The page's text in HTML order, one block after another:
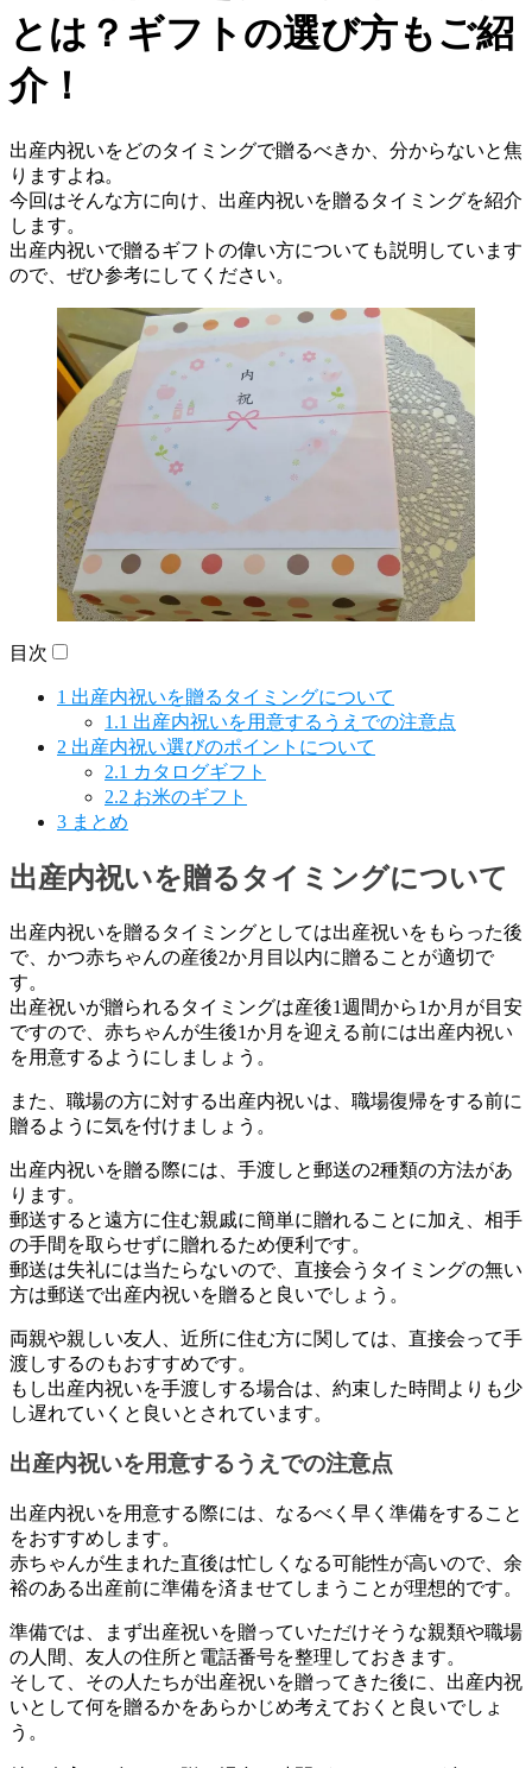
とは？ギフトの選び方もご紹
介！
出産内祝いをどのタイミングで贈るべきか、分からないと焦
りますよね。
今回はそんな方に向け、出産内祝いを贈るタイミングを紹介
します。
出産内祝いで贈るギフトの偉い方についても説明しています
ので、ぜひ参考にしてください。
目次
1 出産内祝いを贈るタイミングについて
1.1 出産内祝いを用意するうえでの注意点
2 出産内祝い選びのポイントについて
2.1 カタログギフト
2.2 お米のギフト
3 まとめ
出産内祝いを贈るタイミングについて
出産内祝いを贈るタイミングとしては出産祝いをもらった後
で、かつ赤ちゃんの産後2か月目以内に贈ることが適切で
す。
出産祝いが贈られるタイミングは産後1週間から1か月が目安
ですので、赤ちゃんが生後1か月を迎える前には出産内祝い
を用意するようにしましょう。
また、職場の方に対する出産内祝いは、職場復帰をする前に
贈るように気を付けましょう。
出産内祝いを贈る際には、手渡しと郵送の2種類の方法があ
ります。
郵送すると遠方に住む親戚に簡単に贈れることに加え、相手
の手間を取らせずに贈れるため便利です。
郵送は失礼には当たらないので、直接会うタイミングの無い
方は郵送で出産内祝いを贈ると良いでしょう。
両親や親しい友人、近所に住む方に関しては、直接会って手
渡しするのもおすすめです。
もし出産内祝いを手渡しする場合は、約束した時間よりも少
し遅れていくと良いとされています。
出産内祝いを用意するうえでの注意点
出産内祝いを用意する際には、なるべく早く準備をすること
をおすすめします。
赤ちゃんが生まれた直後は忙しくなる可能性が高いので、余
裕のある出産前に準備を済ませてしまうことが理想的です。
準備では、まず出産祝いを贈っていただけそうな親類や職場
の人間、友人の住所と電話番号を整理しておきます。
そして、その人たちが出産祝いを贈ってきた後に、出産内祝
いとして何を贈るかをあらかじめ考えておくと良いでしょ
う。